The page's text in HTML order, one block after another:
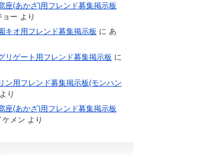
座(あかざ)用フレンド募集掲示板
ョー より
キオ用フレンド募集掲示板 に あ
リゲート用フレンド募集掲示板 に
ン用フレンド募集掲示板(モンハン
より
座(あかざ)用フレンド募集掲示板
ケメン より